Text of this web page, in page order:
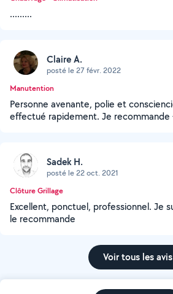
.........
Claire A.
posté le 27 févr. 2022
Manutention
Personne avenante, polie et
effectué rapidement. Je recommande
Sadek H.
posté le 22 oct. 2021
Clôture Grillage
Excellent, ponctuel, professionnel. Je
le recommande
Voir tous les avis